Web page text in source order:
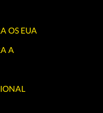
OS EUA
A